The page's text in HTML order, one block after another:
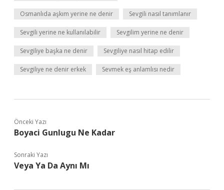
Osmanlıda aşkım yerine ne denir Sevgili nasıl tanımlanır
Sevgili yerine ne kullanılabilir Sevgilim yerine ne denir
Sevgiliye başka ne denir Sevgiliye nasıl hitap edilir
Sevgiliye ne denir erkek Sevmek eş anlamlısı nedir
Önceki Yazı
Boyaci Gunlugu Ne Kadar
Sonraki Yazı
Veya Ya Da Aynı Mı